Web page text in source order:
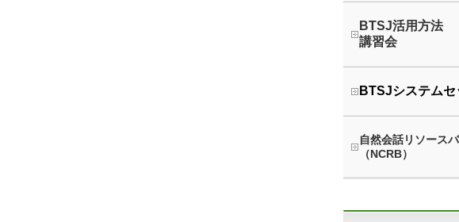
BTSJ活用方法
講習会
BTSJシステムセ
自然会話リソース
（NCRB）